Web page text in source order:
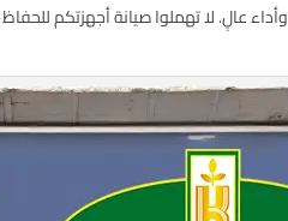
عالٍ. لا تهملوا صيانة أجهزتكم